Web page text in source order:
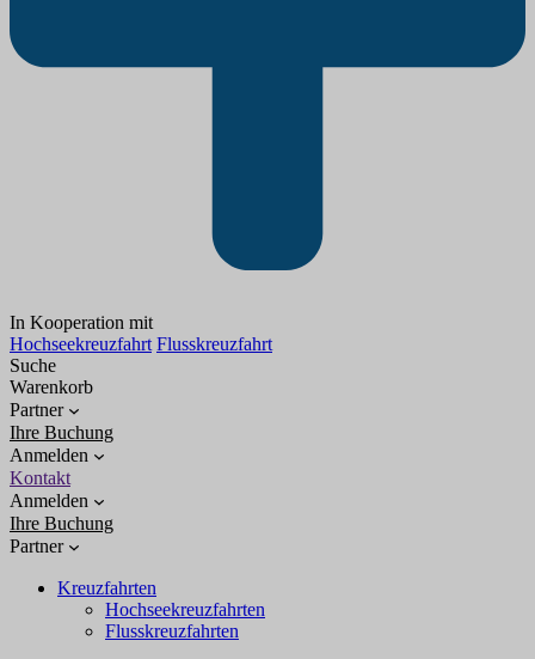
In Kooperation mit
Hochseekreuzfahrt Flusskreuzfahrt
Suche
Warenkorb
Partner
Ihre Buchung
Anmelden
Kontakt
Anmelden
Ihre Buchung
Partner
Kreuzfahrten
Hochseekreuzfahrten
Flusskreuzfahrten